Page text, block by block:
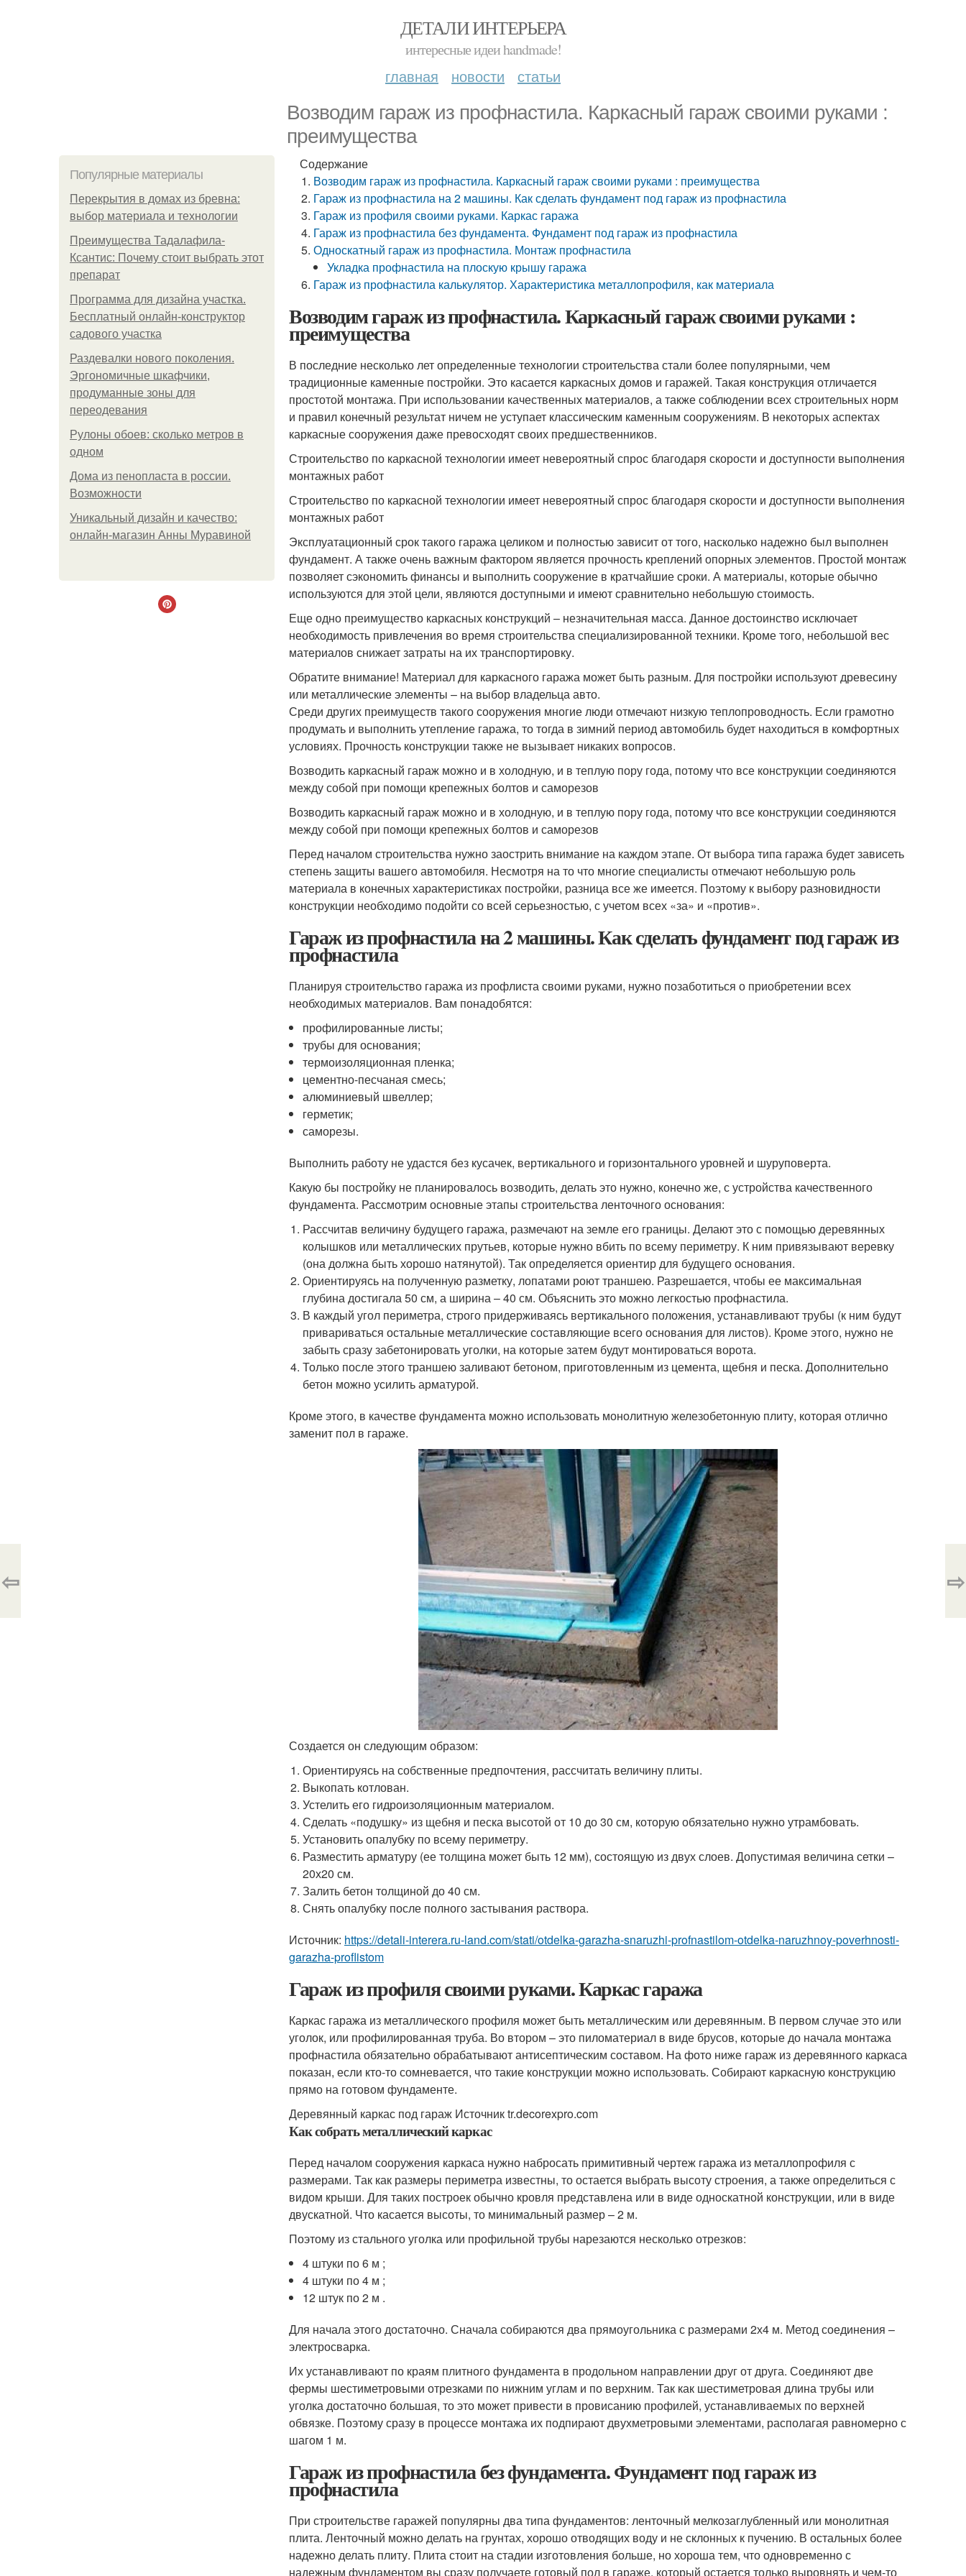
ДЕТАЛИ ИНТЕРЬЕРА
интересные идеи handmade!
главная новости статьи
Возводим гараж из профнастила. Каркасный гараж своими руками :
преимущества
Популярные материалы
Перекрытия в домах из бревна:
выбор материала и технологии
Преимущества Тадалафила-
Ксантис: Почему стоит выбрать этот
препарат
Программа для дизайна участка.
Бесплатный онлайн-конструктор
садового участка
Раздевалки нового поколения.
Эргономичные шкафчики,
продуманные зоны для
переодевания
Рулоны обоев: сколько метров в
одном
Дома из пенопласта в россии.
Возможности
Уникальный дизайн и качество:
онлайн-магазин Анны Муравиной
Содержание
Возводим гараж из профнастила. Каркасный гараж своими руками : преимущества
Гараж из профнастила на 2 машины. Как сделать фундамент под гараж из профнастила
Гараж из профиля своими руками. Каркас гаража
Гараж из профнастила без фундамента. Фундамент под гараж из профнастила
Односкатный гараж из профнастила. Монтаж профнастила
Укладка профнастила на плоскую крышу гаража
Гараж из профнастила калькулятор. Характеристика металлопрофиля, как материала
Возводим гараж из профнастила. Каркасный гараж своими руками :
преимущества
В последние несколько лет определенные технологии строительства стали более популярными, чем
традиционные каменные постройки. Это касается каркасных домов и гаражей. Такая конструкция отличается
простотой монтажа. При использовании качественных материалов, а также соблюдении всех строительных норм
и правил конечный результат ничем не уступает классическим каменным сооружениям. В некоторых аспектах
каркасные сооружения даже превосходят своих предшественников.
Строительство по каркасной технологии имеет невероятный спрос благодаря скорости и доступности выполнения
монтажных работ
Строительство по каркасной технологии имеет невероятный спрос благодаря скорости и доступности выполнения
монтажных работ
Эксплуатационный срок такого гаража целиком и полностью зависит от того, насколько надежно был выполнен
фундамент. А также очень важным фактором является прочность креплений опорных элементов. Простой монтаж
позволяет сэкономить финансы и выполнить сооружение в кратчайшие сроки. А материалы, которые обычно
используются для этой цели, являются доступными и имеют сравнительно небольшую стоимость.
Еще одно преимущество каркасных конструкций – незначительная масса. Данное достоинство исключает
необходимость привлечения во время строительства специализированной техники. Кроме того, небольшой вес
материалов снижает затраты на их транспортировку.
Обратите внимание! Материал для каркасного гаража может быть разным. Для постройки используют древесину
или металлические элементы – на выбор владельца авто.
Среди других преимуществ такого сооружения многие люди отмечают низкую теплопроводность. Если грамотно
продумать и выполнить утепление гаража, то тогда в зимний период автомобиль будет находиться в комфортных
условиях. Прочность конструкции также не вызывает никаких вопросов.
Возводить каркасный гараж можно и в холодную, и в теплую пору года, потому что все конструкции соединяются
между собой при помощи крепежных болтов и саморезов
Возводить каркасный гараж можно и в холодную, и в теплую пору года, потому что все конструкции соединяются
между собой при помощи крепежных болтов и саморезов
Перед началом строительства нужно заострить внимание на каждом этапе. От выбора типа гаража будет зависеть
степень защиты вашего автомобиля. Несмотря на то что многие специалисты отмечают небольшую роль
материала в конечных характеристиках постройки, разница все же имеется. Поэтому к выбору разновидности
конструкции необходимо подойти со всей серьезностью, с учетом всех «за» и «против».
Гараж из профнастила на 2 машины. Как сделать фундамент под гараж из
профнастила
Планируя строительство гаража из профлиста своими руками, нужно позаботиться о приобретении всех
необходимых материалов. Вам понадобятся:
профилированные листы;
трубы для основания;
термоизоляционная пленка;
цементно-песчаная смесь;
алюминиевый швеллер;
герметик;
саморезы.
Выполнить работу не удастся без кусачек, вертикального и горизонтального уровней и шуруповерта.
Какую бы постройку не планировалось возводить, делать это нужно, конечно же, с устройства качественного
фундамента. Рассмотрим основные этапы строительства ленточного основания:
Рассчитав величину будущего гаража, размечают на земле его границы. Делают это с помощью деревянных
колышков или металлических прутьев, которые нужно вбить по всему периметру. К ним привязывают веревку
(она должна быть хорошо натянутой). Так определяется ориентир для будущего основания.
Ориентируясь на полученную разметку, лопатами роют траншею. Разрешается, чтобы ее максимальная
глубина достигала 50 см, а ширина – 40 см. Объяснить это можно легкостью профнастила.
В каждый угол периметра, строго придерживаясь вертикального положения, устанавливают трубы (к ним будут
привариваться остальные металлические составляющие всего основания для листов). Кроме этого, нужно не
забыть сразу забетонировать уголки, на которые затем будут монтироваться ворота.
Только после этого траншею заливают бетоном, приготовленным из цемента, щебня и песка. Дополнительно
бетон можно усилить арматурой.
Кроме этого, в качестве фундамента можно использовать монолитную железобетонную плиту, которая отлично
заменит пол в гараже.
Создается он следующим образом:
Ориентируясь на собственные предпочтения, рассчитать величину плиты.
Выкопать котлован.
Устелить его гидроизоляционным материалом.
Сделать «подушку» из щебня и песка высотой от 10 до 30 см, которую обязательно нужно утрамбовать.
Установить опалубку по всему периметру.
Разместить арматуру (ее толщина может быть 12 мм), состоящую из двух слоев. Допустимая величина сетки –
20х20 см.
Залить бетон толщиной до 40 см.
Снять опалубку после полного застывания раствора.
Источник: https://detali-interera.ru-land.com/stati/otdelka-garazha-snaruzhi-profnastilom-otdelka-naruzhnoy-poverhnosti-
garazha-proflistom
Гараж из профиля своими руками. Каркас гаража
Каркас гаража из металлического профиля может быть металлическим или деревянным. В первом случае это или
уголок, или профилированная труба. Во втором – это пиломатериал в виде брусов, которые до начала монтажа
профнастила обязательно обрабатывают антисептическим составом. На фото ниже гараж из деревянного каркаса
показан, если кто-то сомневается, что такие конструкции можно использовать. Собирают каркасную конструкцию
прямо на готовом фундаменте.
Деревянный каркас под гараж Источник tr.decorexpro.com
Как собрать металлический каркас
Перед началом сооружения каркаса нужно набросать примитивный чертеж гаража из металлопрофиля с
размерами. Так как размеры периметра известны, то остается выбрать высоту строения, а также определиться с
видом крыши. Для таких построек обычно кровля представлена или в виде односкатной конструкции, или в виде
двускатной. Что касается высоты, то минимальный размер – 2 м.
Поэтому из стального уголка или профильной трубы нарезаются несколько отрезков:
4 штуки по 6 м ;
4 штуки по 4 м ;
12 штук по 2 м .
Для начала этого достаточно. Сначала собираются два прямоугольника с размерами 2х4 м. Метод соединения –
электросварка.
Их устанавливают по краям плитного фундамента в продольном направлении друг от друга. Соединяют две
фермы шестиметровыми отрезками по нижним углам и по верхним. Так как шестиметровая длина трубы или
уголка достаточно большая, то это может привести в провисанию профилей, устанавливаемых по верхней
обвязке. Поэтому сразу в процессе монтажа их подпирают двухметровыми элементами, располагая равномерно с
шагом 1 м.
Гараж из профнастила без фундамента. Фундамент под гараж из
профнастила
При строительстве гаражей популярны два типа фундаментов: ленточный мелкозаглубленный или монолитная
плита. Ленточный можно делать на грунтах, хорошо отводящих воду и не склонных к пучению. В остальных более
надежно делать плиту. Плита стоит на стадии изготовления больше, но хороша тем, что одновременно с
надежным фундаментом вы сразу получаете готовый пол в гараже, который остается только выровнять и чем-то
⇦ ⇨